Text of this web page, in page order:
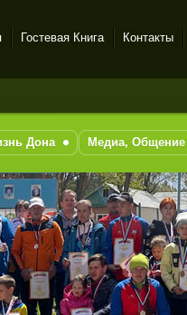
Гостевая Книга Контакты
Дона Медиа, Общение